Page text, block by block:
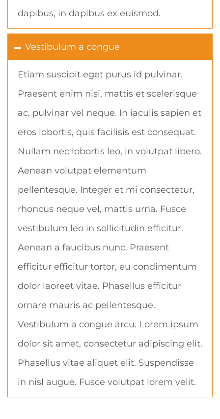
dapibus, in dapibus ex euismod.
Vestibulum a congue
Etiam suscipit eget purus id pulvinar.
Praesent enim nisi, mattis et scelerisque
ac, pulvinar vel neque. In iaculis sapien et
eros lobortis, quis facilisis est consequat.
Nullam nec lobortis leo, in volutpat libero.
Aenean volutpat elementum
pellentesque. Integer et mi consectetur,
rhoncus neque vel, mattis urna. Fusce
vestibulum leo in sollicitudin efficitur.
Aenean a faucibus nunc. Praesent
efficitur efficitur tortor, eu condimentum
dolor laoreet vitae. Phasellus efficitur
ornare mauris ac pellentesque.
Vestibulum a congue arcu. Lorem ipsum
dolor sit amet, consectetur adipiscing elit.
Phasellus vitae aliquet elit. Suspendisse
in nisl augue. Fusce volutpat lorem velit.